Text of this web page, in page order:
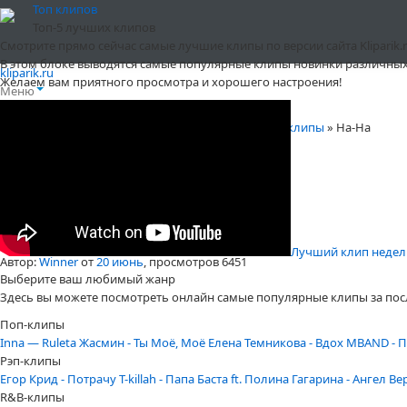
Топ клипов
В этом блоке выводятся самые популярные клипы новинки
Желаем вам приятного просмотра и хорошего настроения!
Лучший клип
Выберите ваш любимый жанр
Здесь вы можете посмотреть онлайн самые популярные клипы за
Поп-клипы
Inna — RuletaЖасмин - Ты Моё, Моё Елена Темникова - Вдох MBAND -
Рэп-клипы
Егор Крид - ПотрачуT-killah - Папа Баста ft. Полина Гагарина - Ангел
R&B-клипы
kliparik.ru
Меню
Все клипы » На-На
На-На
Автор:Winnerот20 июнь, просмотров 6451